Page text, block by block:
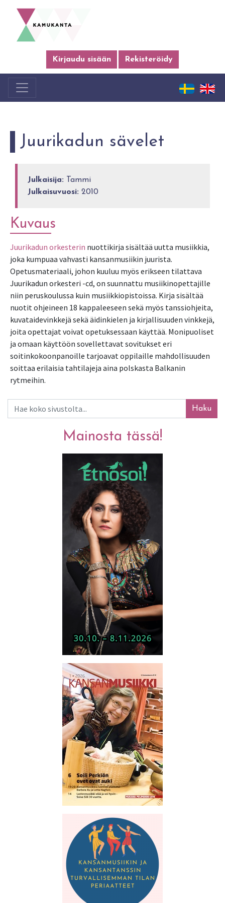
Kirjaudu sisään Rekisteröidy
Juurikadun sävelet
Julkaisija: Tammi
Julkaisuvuosi: 2010
Kuvaus
Juurikadun orkesterin nuottikirja sisältää uutta musiikkia,
joka kumpuaa vahvasti kansanmusiikin juurista.
Opetusmateriaali, johon kuuluu myös erikseen tilattava
Juurikadun orkesteri -cd, on suunnattu musiikinopettajille
niin peruskoulussa kuin musiikkiopistoissa. Kirja sisältää
nuotit ohjeineen 18 kappaleeseen sekä myös tanssiohjeita,
kuvataidevinkkejä sekä äidinkielen ja kirjallisuuden vinkkejä,
joita opettajat voivat opetuksessaan käyttää. Monipuoliset
ja omaan käyttöön sovellettavat sovitukset eri
soitinkokoonpanoille tarjoavat oppilaille mahdollisuuden
soittaa erilaisia tahtilajeja aina polskasta Balkanin
rytmeihin.
Haku
Mainosta tässä!